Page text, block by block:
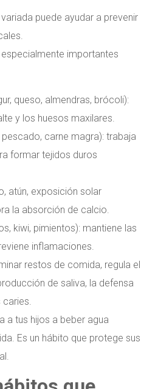
puede ayudar a prevenir
importantes
queso, almendras, brócoli):
y los huesos maxilares.
pescado, carne magra): trabaja
formar tejidos duros
atún, exposición solar
la absorción de calcio.
kiwi, pimientos): mantiene las
inflamaciones.
restos de comida, regula el
de saliva, la defensa
a tus hijos a beber agua
Es un hábito que protege sus